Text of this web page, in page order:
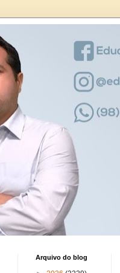
Arquivo do blog